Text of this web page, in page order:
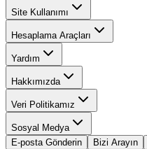
Site Kullanımı
Hesaplama Araçları
Yardım
Hakkımızda
Veri Politikamız
Sosyal Medya
E-posta Gönderin
Bizi Arayın